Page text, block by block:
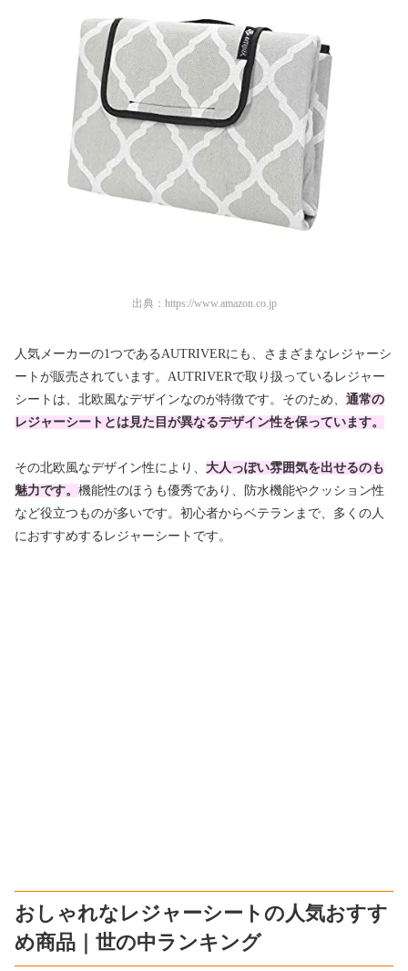
出典： https://www.amazon.co.jp
人気メーカーの1つであるAUTRIVERにも、さまざまなレジャーシ
ートが販売されています。AUTRIVERで取り扱っているレジャー
シートは、北欧風なデザインなのが特徴です。そのため、 通常の
レジャーシートとは見た目が異なるデザイン性を保っています。
その北欧風なデザイン性により、 大人っぽい雰囲気を出せるのも
魅力です。 機能性のほうも優秀であり、防水機能やクッション性
など役立つものが多いです。初心者からベテランまで、多くの人
におすすめするレジャーシートです。
おしゃれなレジャーシートの人気おすす
め商品｜世の中ランキング